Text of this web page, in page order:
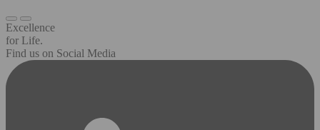
Excellence
for Life.
Find us on Social Media